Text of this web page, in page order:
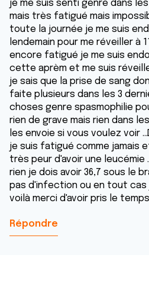
je me suis senti genre dans
mais très fatigué mais
toute la journée je me suis
lendemain pour me réveiller à
encore fatigué je me suis
cette aprèm et me suis
je sais que la prise de sang
faite plusieurs dans les 3
choses genre spasmophilie
rien de grave mais rien dans
les envoie si vous voulez voir
je suis fatigué comme jamais
très peur d'avoir une leucémie
rien je dois avoir 36,7 sous le
pas d'infection ou en tout cas
voilà merci d'avoir pris le
Répondre